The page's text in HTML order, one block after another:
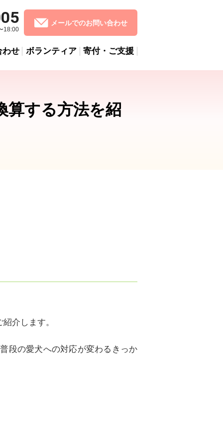
18:00
メールでのお問い合わせ
わせ ボランティア 寄付・ご支援
算する方法を紹
介します。
段の愛犬への対応が変わるきっか